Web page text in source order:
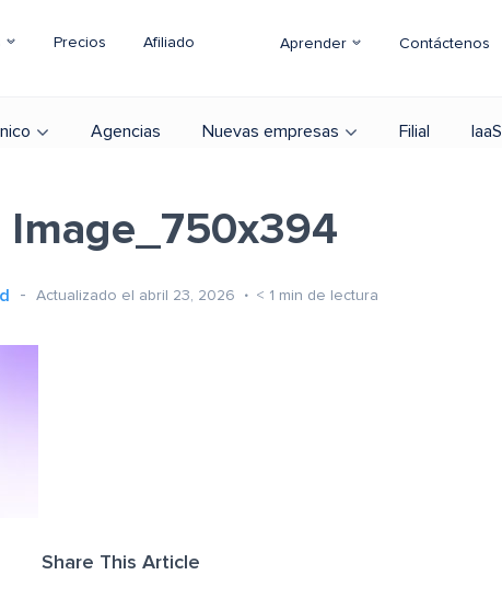
Precios Afiliado Aprender Contáctenos
Agencias Nuevas empresas Filial IaaS
Image_750x394
Actualizado el abril 23, 2026 < 1 min de lectura
Share This Article